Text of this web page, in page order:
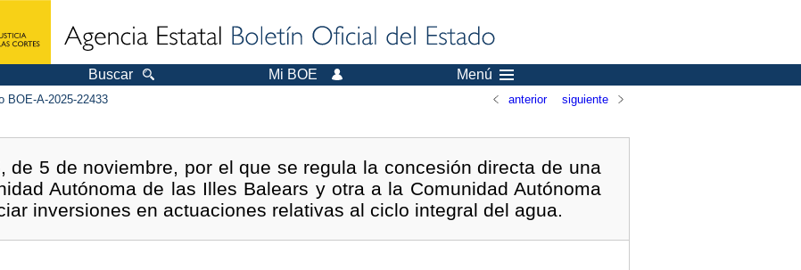
Buscar Mi BOE Menú
BOE-A-2025-22433 anterior siguiente
de 5 de noviembre, por el que se regula la concesión directa de una
Autónoma de las Illes Balears y otra a la Comunidad Autónoma
inversiones en actuaciones relativas al ciclo integral del agua.